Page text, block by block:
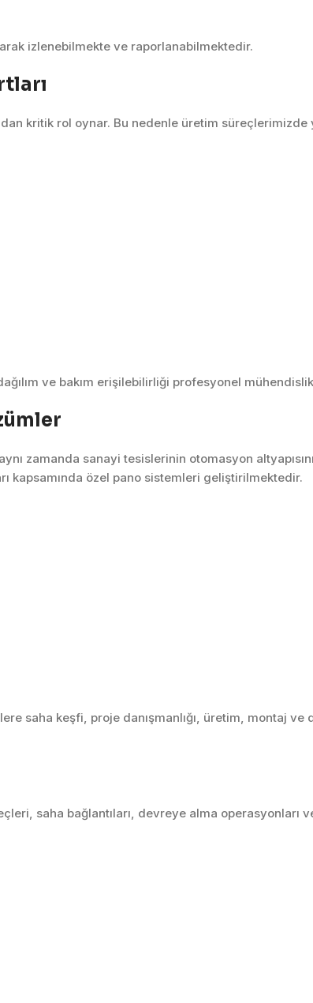
izlenebilmekte ve raporlanabilmektedir.
kritik rol oynar. Bu nedenle üretim süreçlerimizde
ve bakım erişilebilirliği profesyonel
zamanda sanayi tesislerinin otomasyon
kapsamında özel pano sistemleri geliştirilmektedir.
saha keşfi, proje danışmanlığı, üretim, montaj
saha bağlantıları, devreye alma